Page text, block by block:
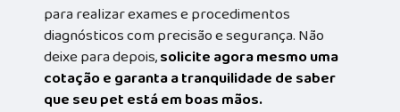
para realizar exames e procedimentos
diagnósticos com precisão e segurança. Não
deixe para depois,solicite agora mesmo uma
cotação e garanta a tranquilidade de saber
que seu pet está em boas mãos.